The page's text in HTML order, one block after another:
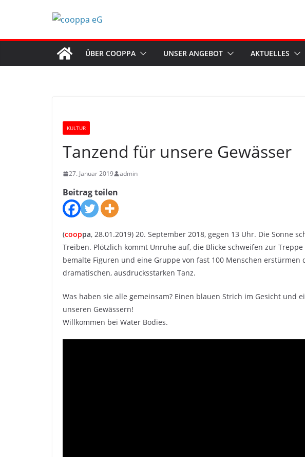
ÜBER COOPPA UNSER ANGEBOT AKTUELLES
KULTUR
Tanzend für unsere Gewässer
27. Januar 2019 admin
Beitrag teilen
(cooppa, 28.01.2019) 20. September 2018, gegen 13 Uhr. Die Sonne
Treiben. Plötzlich kommt Unruhe auf, die Blicke schweifen zur
bemalte Figuren und eine Gruppe von fast 100 Menschen erstürmen
dramatischen, ausdrucksstarken Tanz.
Was haben sie alle gemeinsam? Einen blauen Strich im Gesicht und
unseren Gewässern!
Willkommen bei Water Bodies.